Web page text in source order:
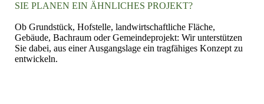
SIE PLANEN EIN ÄHNLICHES PROJEKT?
Ob Grundstück, Hofstelle, landwirtschaftliche Fläche,
Gebäude, Bachraum oder Gemeindeprojekt: Wir unterstützen
Sie dabei, aus einer Ausgangslage ein tragfähiges Konzept zu
entwickeln.